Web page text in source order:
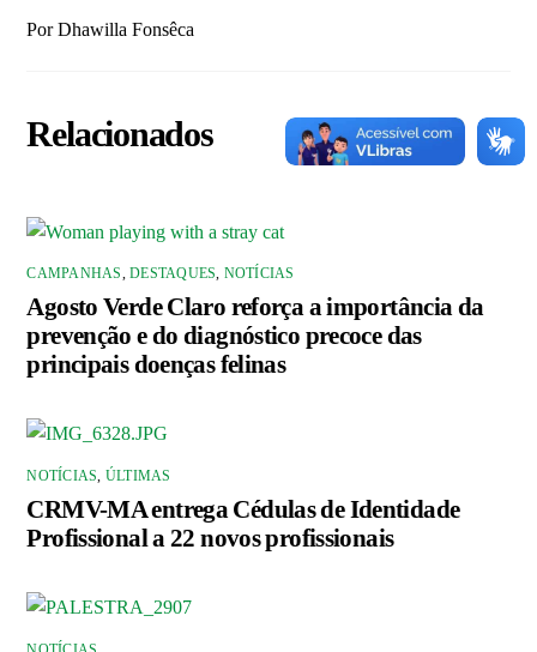
Por Dhawilla Fonsêca
Relacionados
CAMPANHAS,DESTAQUES, NOTÍCIAS
Agosto Verde Claro reforça a importância da
prevenção e do diagnóstico precoce das
principais doenças felinas
NOTÍCIAS, ÚLTIMAS
CRMV-MA entrega Cédulas de Identidade
Profissional a 22 novos profissionais